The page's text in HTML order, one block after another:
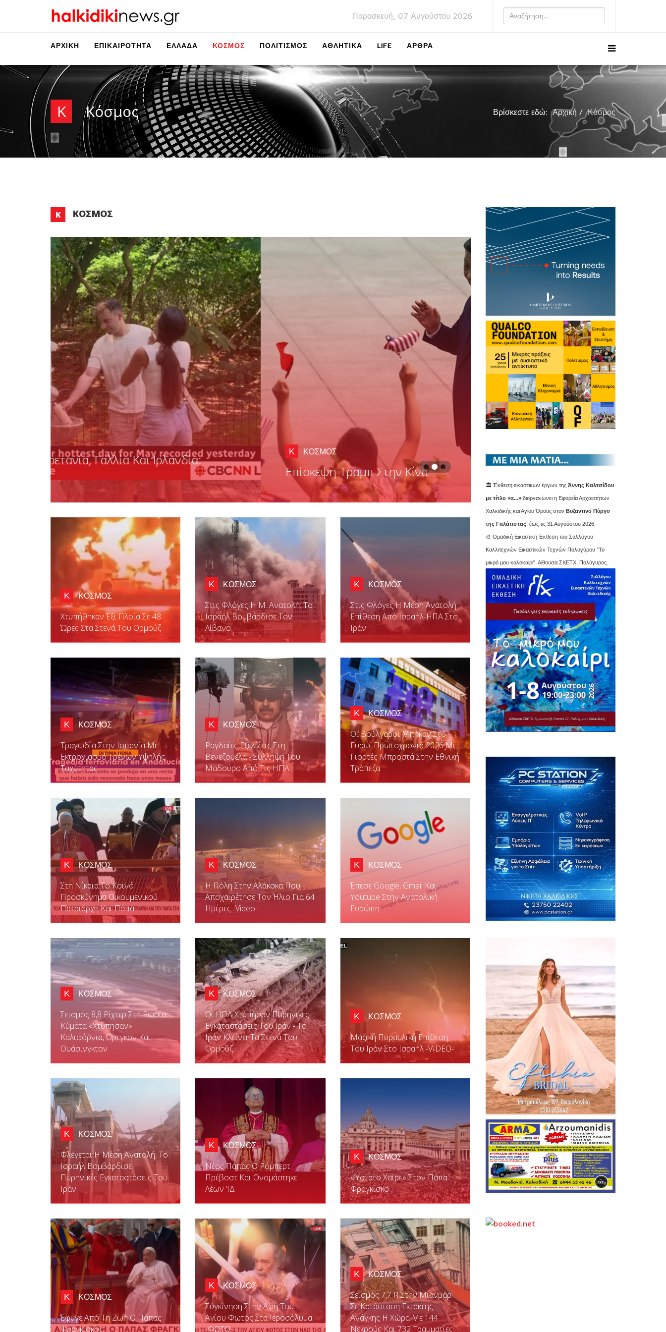
Παρασκευή, 07 Αυγούστου 2026
ΑΡΧΙΚΉ ΕΠΙΚΑΙΡΌΤΗΤΑ ΕΛΛΆΔΑ ΚΌΣΜΟΣ ΠΟΛΙΤΙΣΜΌΣ ΑΘΛΗΤΙΚΆ LIFE ΑΡΘΡΑ
Κ Κόσμος Βρίσκεστε εδώ:Αρχική Κόσμος
Κ ΚΌΣΜΟΣ
Κ ΚΟΣΜΟΣ
Επίσκεψη Τραμπ Στην Κίνα
Κ ΚΟΣΜΟΣ
Χτυπήθηκαν Έξι Πλοία Σε 48
Ώρες Στα Στενά Του Ορμούζ
Κ ΚΟΣΜΟΣ
Στις Φλόγες Η Μ. Ανατολή: Το
Ισραήλ Βομβάρδισε Τον
Λίβανο
Κ ΚΟΣΜΟΣ
Στις Φλόγες Η Μέση Ανατολή:
Επίθεση Από Ισραήλ-ΗΠΑ Στο
Ιράν
Κ ΚΟΣΜΟΣ
Τραγωδία Στην Ισπανία Με
Εκτροχιασμό Τρένων Υψηλής
Ταχύτητας
Κ ΚΟΣΜΟΣ
Ραγδαίες Εξελίξεις Στη
Βενεζουέλα - Σύλληψη Του
Μαδούρο Από Τις ΗΠΑ
Κ ΚΟΣΜΟΣ
Οι Βούλγαροι Μπήκαν Στο
Ευρώ: Πρωτοχρονιά 2026 Με
Γιορτές Μπροστά Στην Εθνική
Τράπεζα
Κ ΚΟΣΜΟΣ
Στη Νίκαια Το Κοινό
Προσκύνημα Οικουμενικού
Πατριάρχη Και Πάπα
Κ ΚΟΣΜΟΣ
Η Πόλη Στην Αλάκσκα Που
Αποχαιρέτησε Τον Ήλιο Για 64
Ημέρες -video-
Κ ΚΟΣΜΟΣ
Έπεσε Google, Gmail Και
Youtube Στην Ανατολική
Ευρώπη
Κ ΚΟΣΜΟΣ
Σεισμός 8,8 Ρίχτερ Στη Ρωσία:
Κύματα «χτύπησαν»
Καλιφόρνια, Όρεγκον Και
Ουάσινγκτον
Κ ΚΟΣΜΟΣ
Οι ΗΠΑ Χτύπησαν Πυρηνικές
Εγκαταστάσεις Του Ιράν - Το
Ιράν Κλείνει Τα Στενά Του
Ορμούζ
Κ ΚΟΣΜΟΣ
Μαζική Πυραυλική Επίθεση
Του Ιράν Στο Ισραήλ -VIDEO-
Κ ΚΟΣΜΟΣ
Φλέγεται Η Μέση Ανατολή: Το
Ισραήλ Βομβάρδισε
Πυρηνικές Εγκαταστάσεις Του
Ιράν
Κ ΚΟΣΜΟΣ
Νέος Πάπας Ο Ρόμπερτ
Πρέβοστ Και Ονομάστηκε
Λέων ‘ΙΔ
Κ ΚΟΣΜΟΣ
«Ύστατο Χαίρε» Στον Πάπα
Φραγκίσκο
Κ ΚΟΣΜΟΣ
Έφυγε Από Τη Ζωή Ο Πάπας
Φραγκίσκος
Κ ΚΟΣΜΟΣ
Συγκίνηση Στην Αφή Του
Αγίου Φωτός Στα Ιεροσόλυμα
-ΦΩΤΟ-
Κ ΚΟΣΜΟΣ
Σεισμός 7,7 R Στην Μιανμάρ:
Σε Κατάσταση Έκτακτης
Ανάγκης Η Χώρα Με 144
Νεκρούς Και 732 Τραυματίες
🏛️ Έκθεση εικαστικών έργων της Άννης Καλτσίδου
με τίτλο «α...»διοργανώνει η Εφορεία Αρχαιοτήτων
Χαλκιδικής και Αγίου Όρους στον Βυζαντινό Πύργο
της Γαλάτιστας , έως τις 31 Αυγούστου 2026.
🎨 Ομαδική Εικαστική Έκθεση του Συλλόγου
Καλλιτεχνών Εικαστικών Τεχνών Πολυγύρου "Το
μικρό μου καλοκαίρι". Αίθουσα ΣΚΕΤΧ, Πολύγυρος.